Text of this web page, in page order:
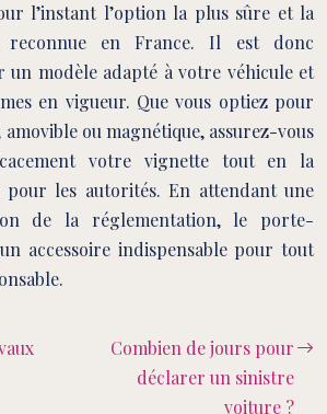
l’instant l’option la plus sûre et la
reconnue en France. Il est donc
un modèle adapté à votre véhicule et
en vigueur. Que vous optiez pour
ou magnétique, assurez-vous
votre vignette tout en la
pour les autorités. En attendant une
de la réglementation, le porte-
accessoire indispensable pour tout
Combien de jours pour
déclarer un sinistre
voiture ?